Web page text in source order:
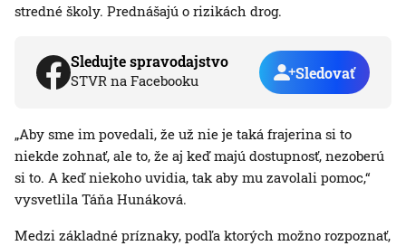
stredné školy. Prednášajú o rizikách drog.
Sledujte spravodajstvo
STVR na Facebooku Sledovať
„Aby sme im povedali, že už nie je taká frajerina si to
niekde zohnať, ale to, že aj keď majú dostupnosť, nezoberú
si to. A keď niekoho uvidia, tak aby mu zavolali pomoc,“
vysvetlila Táňa Hunáková.
Medzi základné príznaky, podľa ktorých možno rozpoznať,